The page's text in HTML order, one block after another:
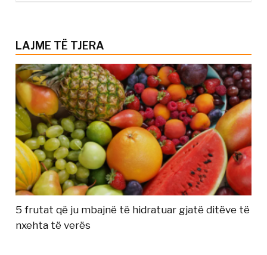
LAJME TË TJERA
5 frutat që ju mbajnë të hidratuar gjatë ditëve të
nxehta të verës